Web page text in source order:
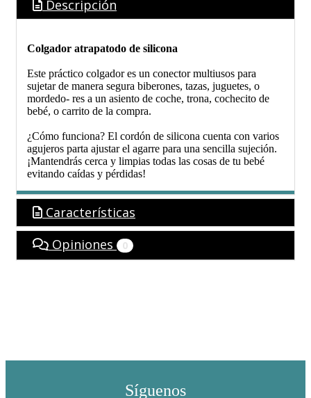
Descripción
Colgador atrapatodo de silicona
Este práctico colgador es un conector multiusos para
sujetar de manera segura biberones, tazas, juguetes, o
mordedo- res a un asiento de coche, trona, cochecito de
bebé, o carrito de la compra.
¿Cómo funciona? El cordón de silicona cuenta con varios
agujeros parta ajustar el agarre para una sencilla sujeción.
¡Mantendrás cerca y limpias todas las cosas de tu bebé
evitando caídas y pérdidas!
Características
Opiniones
0
Síguenos